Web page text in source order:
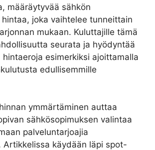
määräytyvää sähkön
joka vaihtelee tunneittain
mukaan. Kuluttajille tämä
seurata ja hyödyntää
esimerkiksi ajoittamalla
edullisemmille
ymmärtäminen auttaa
sähkösopimuksen valintaa
palveluntarjoajia
Artikkelissa käydään läpi spot-